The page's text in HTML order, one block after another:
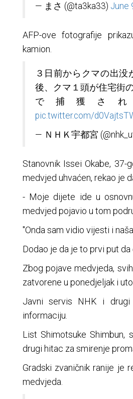
— まさ (@ta3ka33) June
AFP-ove fotografije
kamion.
３日前からクマの出
後、クマ１頭が住宅街
で捕獲さ
pic.twitter.com/
— ＮＨＫ宇都宮
Stanovnik Issei Okabe,
medvjed uhvaćen, rekao je
- Moje dijete ide u
medvjed pojavio u tom
"Onda sam vidio vijesti i
Dodao je da je to prvi put
Zbog pojave medvjeda,
zatvorene u ponedjeljak i
Javni servis NHK i
informaciju.
List Shimotsuke
drugi hitac za smirenje
Gradski zvaničnik ranije je
medvjeda.